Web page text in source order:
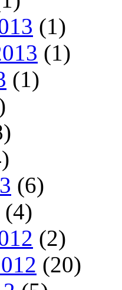
(1)
(1)
(1)
(6)
(4)
(2)
(20)